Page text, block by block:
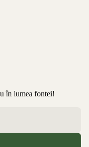
în lumea fontei!